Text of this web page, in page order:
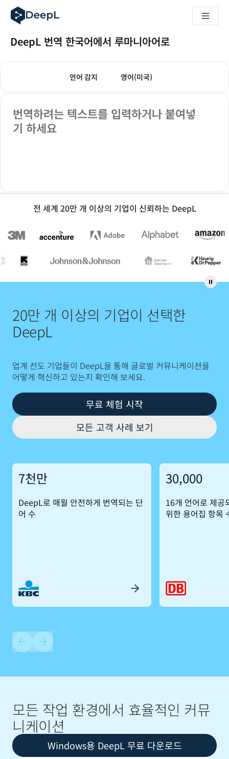
AI 에이전트용 DeepL
DeepL Translation Flow: 주요 사용 사례 및 통합 기능을 위한
How we brought Swiss German to DeepL
DeepL의 번역 품질 평가 시스템을 구축하는 방법
고품질 텍스트 번역에서 실시간 음성 플랫폼까지
DeepL 번역 한국어에서 루마니아어로
번역 모드
텍스트 번역 도착 언어를 선택하세요. 현재 선택된 언어:
언어 감지 도착 언어를 선택하세요. 현재
영어(미국)
출발 텍스트
번역하려는 텍스트를 입력하거나 붙여넣
기 하세요
전 세계 20만 개 이상의 기업이 신뢰하는 DeepL
20만 개 이상의 기업이 선택한
DeepL
업계 선도 기업들이 DeepL을 통해 글로벌 커뮤니케이션을
어떻게 혁신하고 있는지 확인해 보세요.
무료 체험 시작
모든 고객 사례 보기
7천만
DeepL로 매월 안전하게 번역되는 단
어 수
30,000
16개 언어로 제공
위한 용어집 항목
모든 작업 환경에서 효율적인 커뮤
니케이션
Windows용 DeepL 무료 다운로드